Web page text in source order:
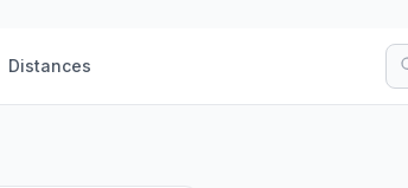
Distances